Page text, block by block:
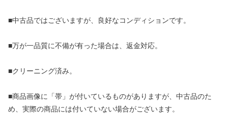
■中古品ではございますが、良好なコンディションです。
■万が一品質に不備が有った場合は、返金対応。
■クリーニング済み。
■商品画像に「帯」が付いているものがありますが、中古品のた
め、実際の商品には付いていない場合がございます。